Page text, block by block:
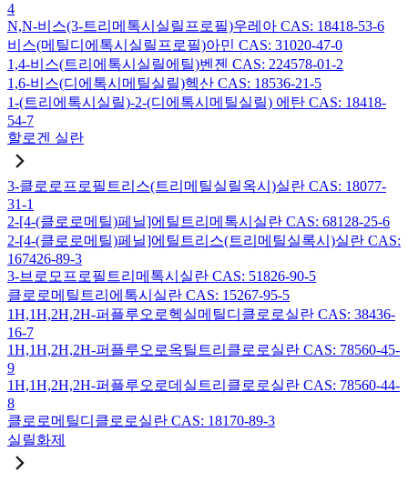
4
N,N-비스(3-트리메톡시실릴프로필)우레아 CAS: 18418-53-6
비스(메틸디에톡시실릴프로필)아민 CAS: 31020-47-0
1,4-비스(트리에톡시실릴에틸)벤젠 CAS: 224578-01-2
1,6-비스(디에톡시메틸실릴)헥산 CAS: 18536-21-5
1-(트리에톡시실릴)-2-(디에톡시메틸실릴) 에탄 CAS: 18418-
54-7
할로겐 실란
3-클로로프로필트리스(트리메틸실릴옥시)실란 CAS: 18077-
31-1
2-[4-(클로로메틸)페닐]에틸트리메톡시실란 CAS: 68128-25-6
2-[4-(클로로메틸)페닐]에틸트리스(트리메틸실록시)실란 CAS:
167426-89-3
3-브로모프로필트리메톡시실란 CAS: 51826-90-5
클로로메틸트리에톡시실란 CAS: 15267-95-5
1H,1H,2H,2H-퍼플루오로헥실메틸디클로로실란 CAS: 38436-
16-7
1H,1H,2H,2H-퍼플루오로옥틸트리클로로실란 CAS: 78560-45-
9
1H,1H,2H,2H-퍼플루오로데실트리클로로실란 CAS: 78560-44-
8
클로로메틸디클로로실란 CAS: 18170-89-3
실릴화제